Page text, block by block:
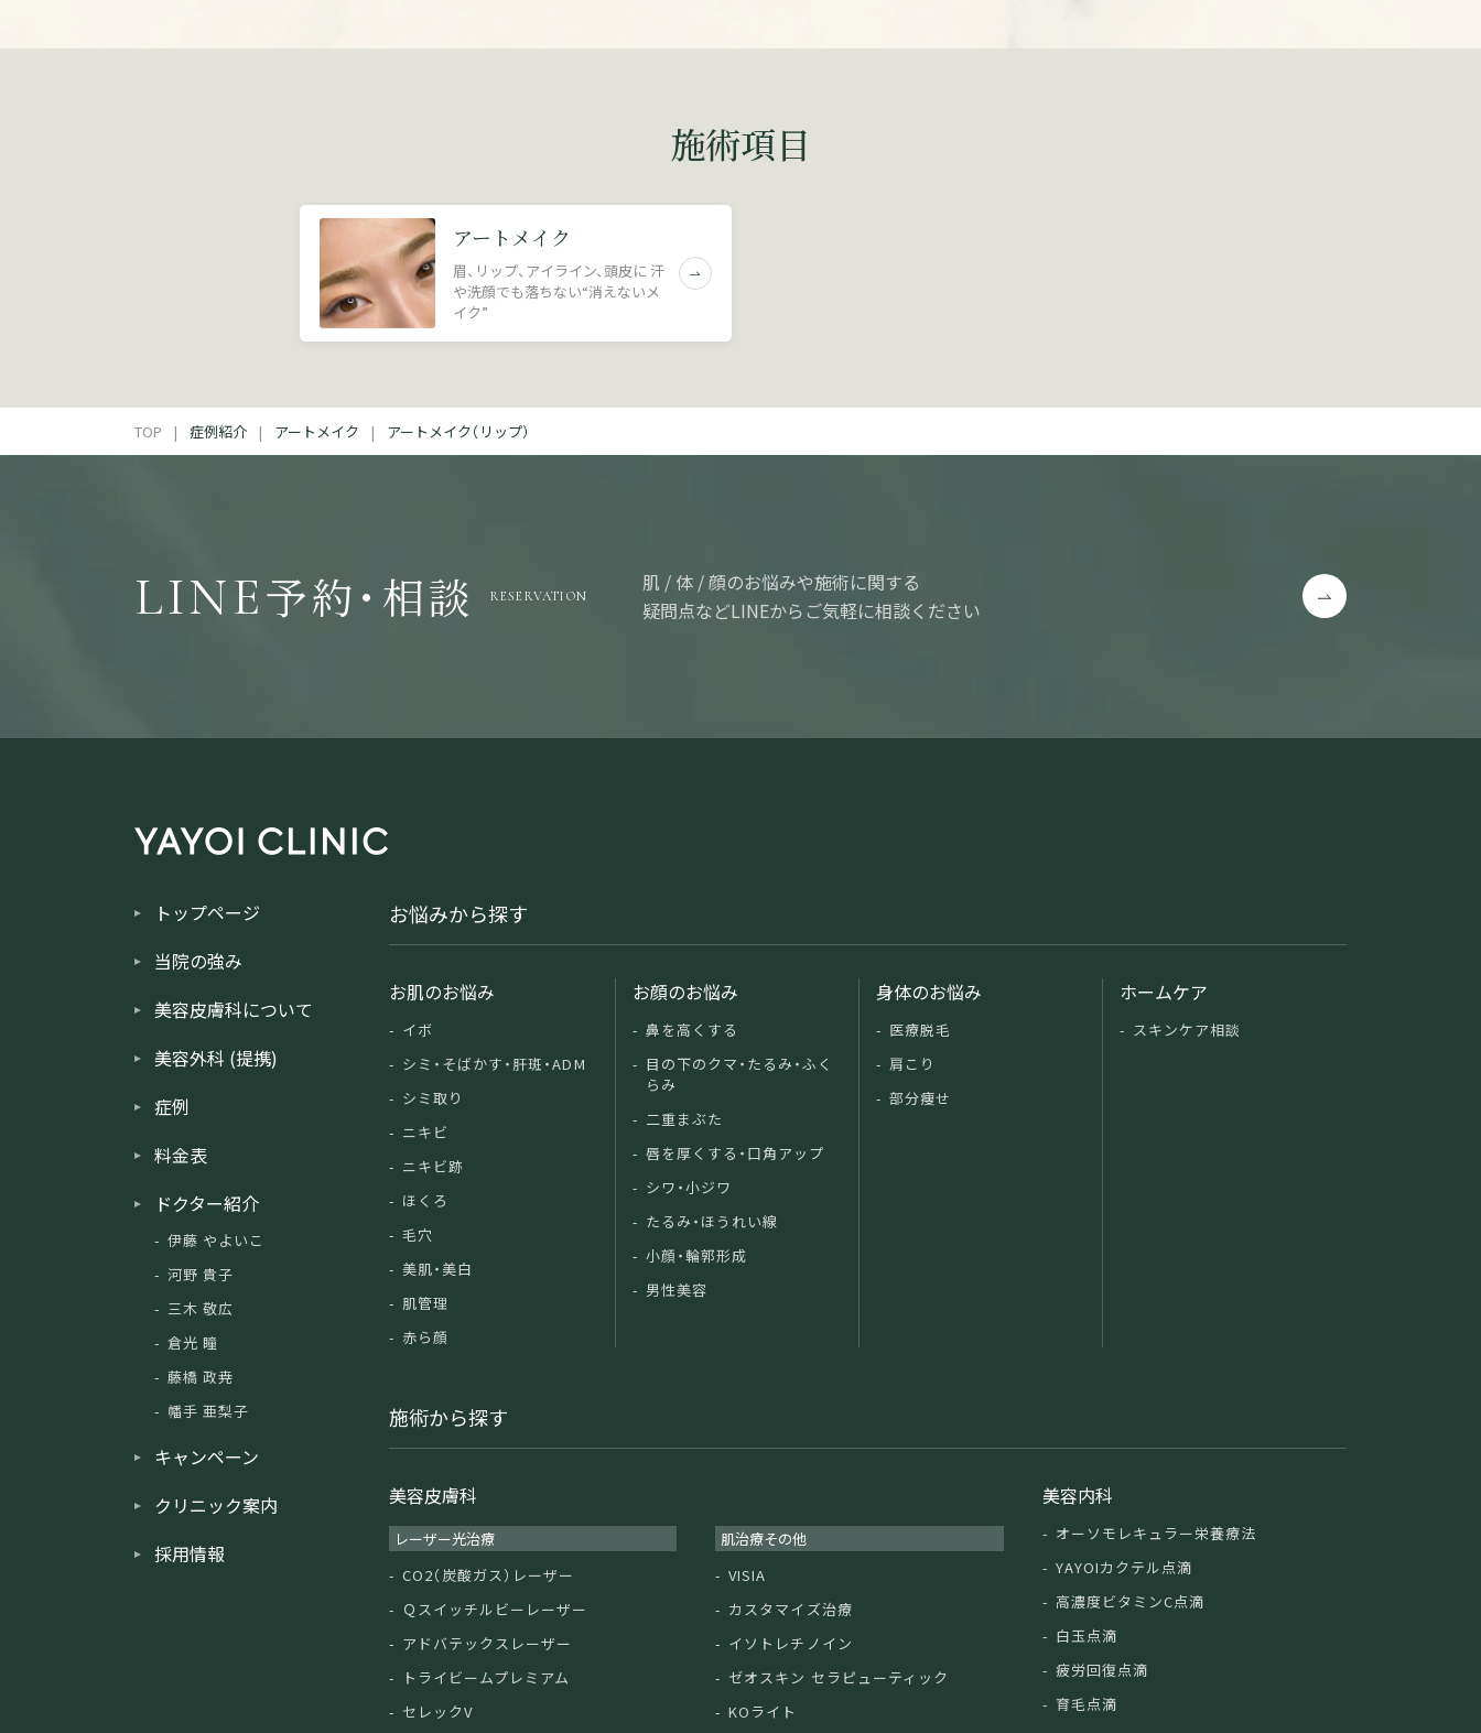
施術項目
アートメイク
眉、リップ、アイライン、頭皮に 汗
や洗顔でも落ちない“消えないメ
イク”
TOP 症例紹介 アートメイク アートメイク（リップ）
LINE予約・相談 RESERVATION
肌 / 体 / 顔のお悩みや施術に関する
疑問点などLINEからご気軽に相談ください
トップページ
当院の強み
美容皮膚科について
美容外科 (提携)
症例
料金表
ドクター紹介
伊藤 やよいこ
河野 貴子
三木 敬広
倉光 瞳
藤橋 政尭
幡手 亜梨子
キャンペーン
クリニック案内
採用情報
お悩みから探す
お肌のお悩み
イボ
シミ・そばかす・肝斑・ADM
シミ取り
ニキビ
ニキビ跡
ほくろ
毛穴
美肌・美白
肌管理
赤ら顔
お顔のお悩み
鼻を高くする
目の下のクマ・たるみ・ふく
らみ
二重まぶた
唇を厚くする・口角アップ
シワ・小ジワ
たるみ・ほうれい線
小顔・輪郭形成
男性美容
身体のお悩み
医療脱毛
肩こり
部分痩せ
ホームケア
スキンケア相談
施術から探す
美容皮膚科
レーザー光治療
CO2（炭酸ガス）レーザー
Ｑスイッチルビーレーザー
アドバテックスレーザー
トライビームプレミアム
セレックV
肌治療その他
VISIA
カスタマイズ治療
イソトレチノイン
ゼオスキン セラピューティック
KOライト
美容内科
オーソモレキュラー栄養療法
YAYOIカクテル点滴
高濃度ビタミンC点滴
白玉点滴
疲労回復点滴
育毛点滴